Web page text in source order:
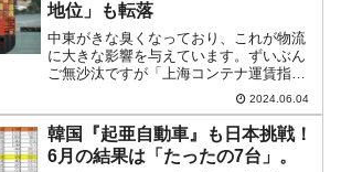
地位」も転落
中東がきな臭くなっており、これが物流
に大きな影響を与えています。ずいぶん
ご無沙汰ですが「上海コンテナ運賃指
数」（SCFI）を見ると以下のようになり
ます。直近05月には急上昇して3,000を超
えました。こうなると――韓国の輸出企
業に大きな影響...
2024.06.04
韓国『起亜自動車』も日本挑戦！
6月の結果は「たったの7台」。